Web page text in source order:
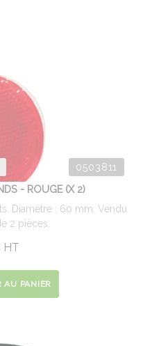
0503811
- ROUGE (X 2)
Diamètre : 60 mm. Vendu
2 pièces.
HT
AU PANIER